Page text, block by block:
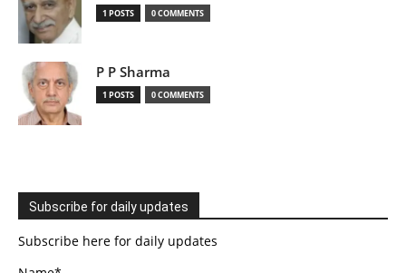
1 POSTS 0 COMMENTS
P P Sharma
1 POSTS 0 COMMENTS
Subscribe for daily updates
Subscribe here for daily updates